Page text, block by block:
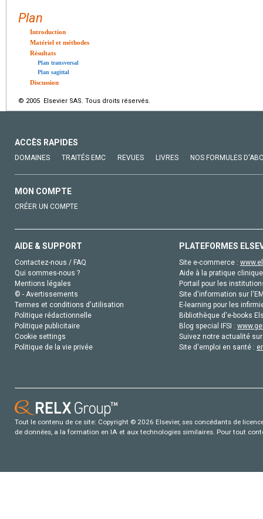
Plan
Introduction
Matériel et méthodes
Résultats
Plan transversal
Plan sagittal
Discussion
© 2005 Elsevier SAS. Tous droits réservés.
ACCÈS RAPIDES
DOMAINES TRAITÉS EMC REVUES LIVRES NOS FORMULES
MON COMPTE
CRÉER UN COMPTE
AIDE & SUPPORT
Contactez-nous / FAQ
Qui sommes-nous ?
Mentions légales
© - Avertissements
Termes et conditions d'utilisation
Politique rédactionnelle
Politique publicitaire
Cookie settings
Politique de la vie privée
PLATEFORMES
Site e-commerce :
Aide à la pratique
Portail pour les
Site d'information sur
E-learning pour les
Bibliothèque d'e-books
Blog special IFSI :
Suivez notre actualité
Site d'emploi en santé :
Tout le contenu de ce site: Copyright © 2026 Elsevier, ses concédants de
de données, a la formation en IA et aux technologies similaires. Pour tout